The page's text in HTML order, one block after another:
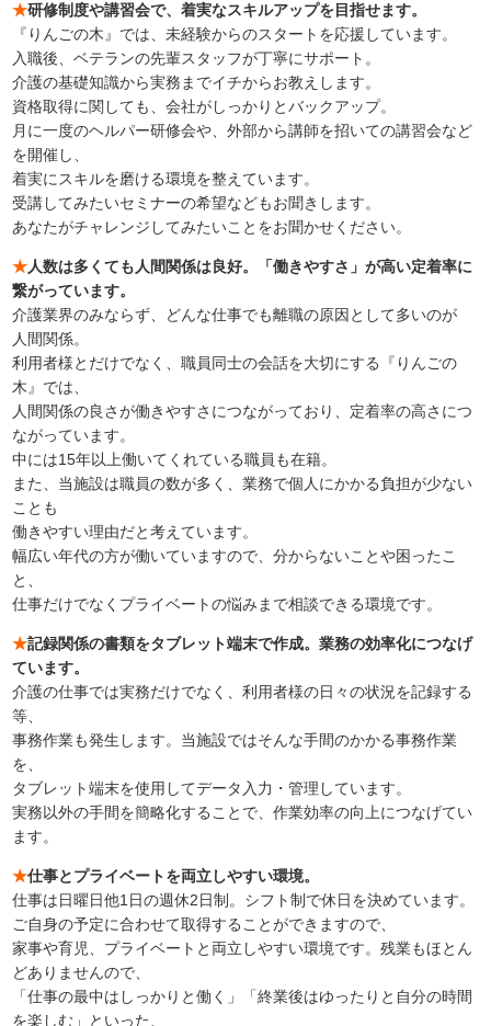
★研修制度や講習会で、着実なスキルアップを目指せます。
『りんごの木』では、未経験からのスタートを応援しています。
入職後、ベテランの先輩スタッフが丁寧にサポート。
介護の基礎知識から実務までイチからお教えします。
資格取得に関しても、会社がしっかりとバックアップ。
月に一度のヘルパー研修会や、外部から講師を招いての講習会など
を開催し、
着実にスキルを磨ける環境を整えています。
受講してみたいセミナーの希望などもお聞きします。
あなたがチャレンジしてみたいことをお聞かせください。
★人数は多くても人間関係は良好。「働きやすさ」が高い定着率に
繋がっています。
介護業界のみならず、どんな仕事でも離職の原因として多いのが
人間関係。
利用者様とだけでなく、職員同士の会話を大切にする『りんごの
木』では、
人間関係の良さが働きやすさにつながっており、定着率の高さにつ
ながっています。
中には15年以上働いてくれている職員も在籍。
また、当施設は職員の数が多く、業務で個人にかかる負担が少ない
ことも
働きやすい理由だと考えています。
幅広い年代の方が働いていますので、分からないことや困ったこ
と、
仕事だけでなくプライベートの悩みまで相談できる環境です。
★記録関係の書類をタブレット端末で作成。業務の効率化につなげ
ています。
介護の仕事では実務だけでなく、利用者様の日々の状況を記録する
等、
事務作業も発生します。当施設ではそんな手間のかかる事務作業
を、
タブレット端末を使用してデータ入力・管理しています。
実務以外の手間を簡略化することで、作業効率の向上につなげてい
ます。
★仕事とプライベートを両立しやすい環境。
仕事は日曜日他1日の週休2日制。シフト制で休日を決めています。
ご自身の予定に合わせて取得することができますので、
家事や育児、プライベートと両立しやすい環境です。残業もほとん
どありませんので、
「仕事の最中はしっかりと働く」「終業後はゆったりと自分の時間
を楽しむ」といった、